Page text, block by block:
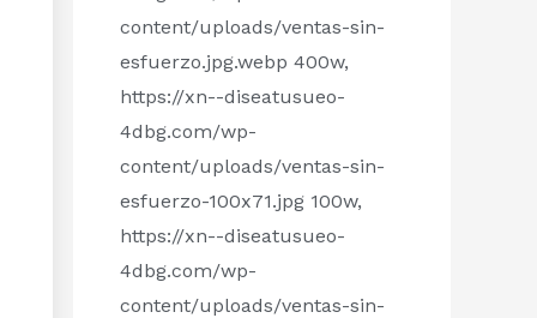
content/uploads/ventas-sin-
esfuerzo.jpg.webp 400w,
https://xn--diseatusueo-
4dbg.com/wp-
content/uploads/ventas-sin-
esfuerzo-100x71.jpg 100w,
https://xn--diseatusueo-
4dbg.com/wp-
content/uploads/ventas-sin-